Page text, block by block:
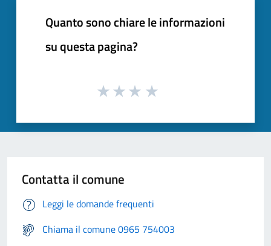
Quanto sono chiare le informazioni
su questa pagina?
Contatta il comune
Leggi le domande frequenti
Chiama il comune 0965 754003